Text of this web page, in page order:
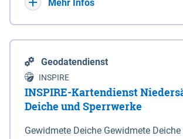
Mehr Infos
Geodatendienst
INSPIRE
INSPIRE-Kartendienst
Deiche und Sperrwerke
Gewidmete Deiche Gewidmete Deiche